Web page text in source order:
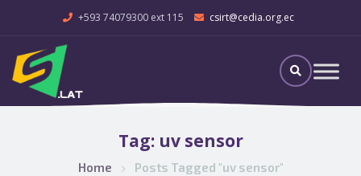
+593 74079300 ext 115 csirt@cedia.org.ec
Tag: uv sensor
Home Posts Tagged "uv sensor"